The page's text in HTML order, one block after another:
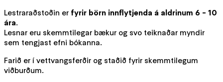
Lestraraðstoðin er fyrir börn innflytjenda á aldrinum 6 - 10
ára.
Lesnar eru skemmtilegar bækur og svo teiknaðar myndir
sem tengjast efni bókanna.
Farið er í vettvangsferðir og staðið fyrir skemmtilegum
viðburðum.